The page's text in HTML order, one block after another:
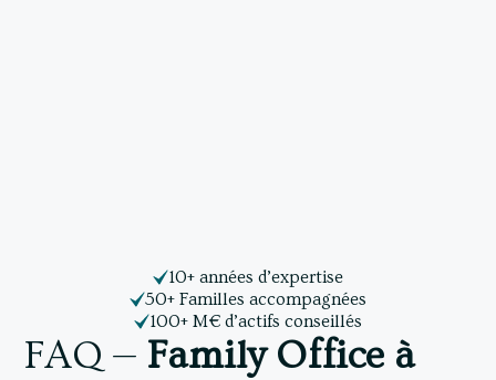
10+ années d’expertise
50+ Familles accompagnées
100+ M€ d’actifs conseillés
FAQ — Family Office à